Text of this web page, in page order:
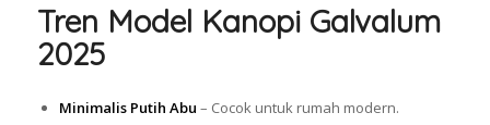
Tren Model Kanopi Galvalum
2025
Minimalis Putih Abu – Cocok untuk rumah modern.